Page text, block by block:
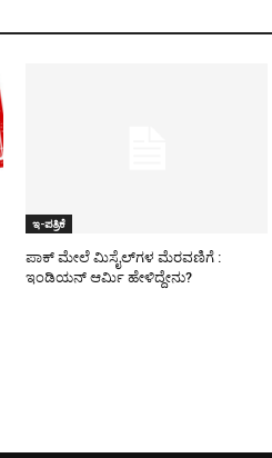
ಇ-ಪತ್ರಿಕೆ
ಪಾಕ್​ ಮೇಲೆ ಮಿಸೈಲ್​ಗಳ ಮೆರವಣಿಗೆ :
ಇಂಡಿಯನ್ ಆರ್ಮಿ ಹೇಳಿದ್ದೇನು?